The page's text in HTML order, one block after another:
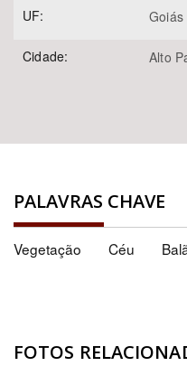
UF: Goiás
Cidade: Alto
PALAVRAS CHAVE
Vegetação Céu
FOTOS